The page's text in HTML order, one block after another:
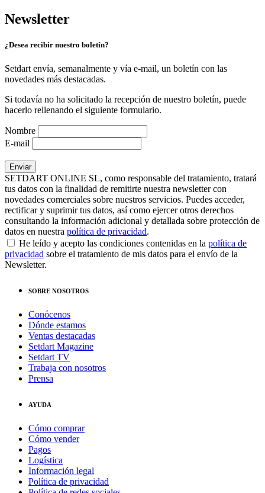
Newsletter
¿Desea recibir nuestro boletín?
Setdart envía, semanalmente y vía e-mail, un boletín con las
novedades más destacadas.
Si todavía no ha solicitado la recepción de nuestro boletín, puede
hacerlo rellenando el siguiente formulario.
Nombre
E-mail
SETDART ONLINE SL, como responsable del tratamiento, tratará
tus datos con la finalidad de remitirte nuestra newsletter con
novedades comerciales sobre nuestros servicios. Puedes acceder,
rectificar y suprimir tus datos, así como ejercer otros derechos
consultando la información adicional y detallada sobre protección de
datos en nuestra política de privacidad.
He leído y acepto las condiciones contenidas en la política de
privacidad sobre el tratamiento de mis datos para el envío de la
Newsletter.
SOBRE NOSOTROS
Conócenos
Dónde estamos
Ventas destacadas
Setdart Magazine
Setdart TV
Trabaja con nosotros
Prensa
AYUDA
Cómo comprar
Cómo vender
Pagos
Logística
Información legal
Política de privacidad